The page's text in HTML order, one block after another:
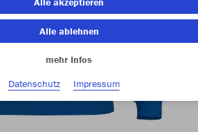
Alle ablehnen
mehr Infos
Datenschutz
Impressum